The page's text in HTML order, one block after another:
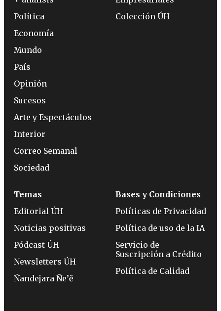
Política
Economía
Mundo
País
Opinión
Sucesos
Arte y Espectáculos
Interior
Correo Semanal
Sociedad
Colección ÚH
Temas
Editorial ÚH
Noticias positivas
Pódcast ÚH
Newsletters ÚH
Ñandejara Ñe’ẽ
Bases y Condiciones
Políticas de Privacidad
Política de uso de la IA
Servicio de
Suscripción a Crédito
Política de Calidad